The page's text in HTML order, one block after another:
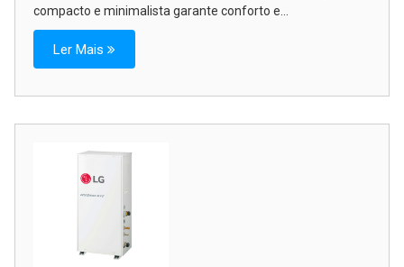
compacto e minimalista garante conforto e...
Ler Mais